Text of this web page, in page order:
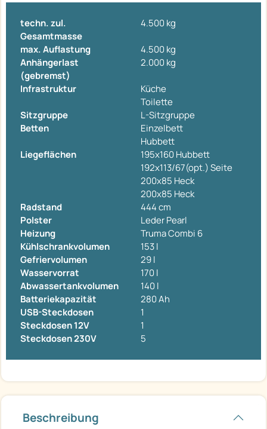
techn. zul.
Gesamtmasse
4.500 kg
max. Auflastung
4.500 kg
Anhängerlast
(gebremst)
2.000 kg
Infrastruktur
Küche
Toilette
Sitzgruppe
L-Sitzgruppe
Betten
Einzelbett
Hubbett
Liegeflächen
195x160 Hubbett
192x113/67(opt.) Seite
200x85 Heck
200x85 Heck
Radstand
444 cm
Polster
Leder Pearl
Heizung
Truma Combi 6
Kühlschrankvolumen
153 l
Gefriervolumen
29 l
Wasservorrat
170 l
Abwassertankvolumen
140 l
Batteriekapazität
280 Ah
USB-Steckdosen
1
Steckdosen 12V
1
Steckdosen 230V
5
Beschreibung